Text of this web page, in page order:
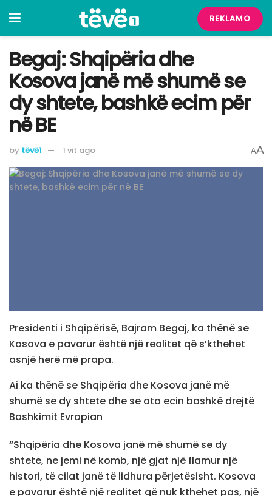
REKLAMO
Begaj: Shqipëria dhe
Kosova janë më shumë se
dy shtete, bashkë ecim për
në BE
by tëvë1 1 vit ago AA
Presidenti i Shqipërisë, Bajram Begaj, ka thënë se
Kosova e pavarur është një realitet që s’kthehet
asnjë herë më prapa.
Ai ka thënë se Shqipëria dhe Kosova janë më
shumë se dy shtete dhe se ato ecin bashkë drejtë
Bashkimit Evropian
“Shqipëria dhe Kosova janë më shumë se dy
shtete, ne jemi në komb, një gjat një flamur një
histori, të cilat janë të lidhura përjetësisht. Kosova
e pavarur është një realitet që nuk kthehet pas, një